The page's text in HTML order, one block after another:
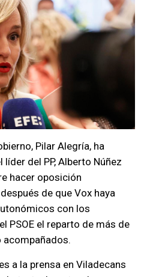
Pilar Alegría, ha
del PP, Alberto Núñez
hacer oposición
de que Vox haya
con los
PSOE el reparto de más de
a la prensa en Viladecans